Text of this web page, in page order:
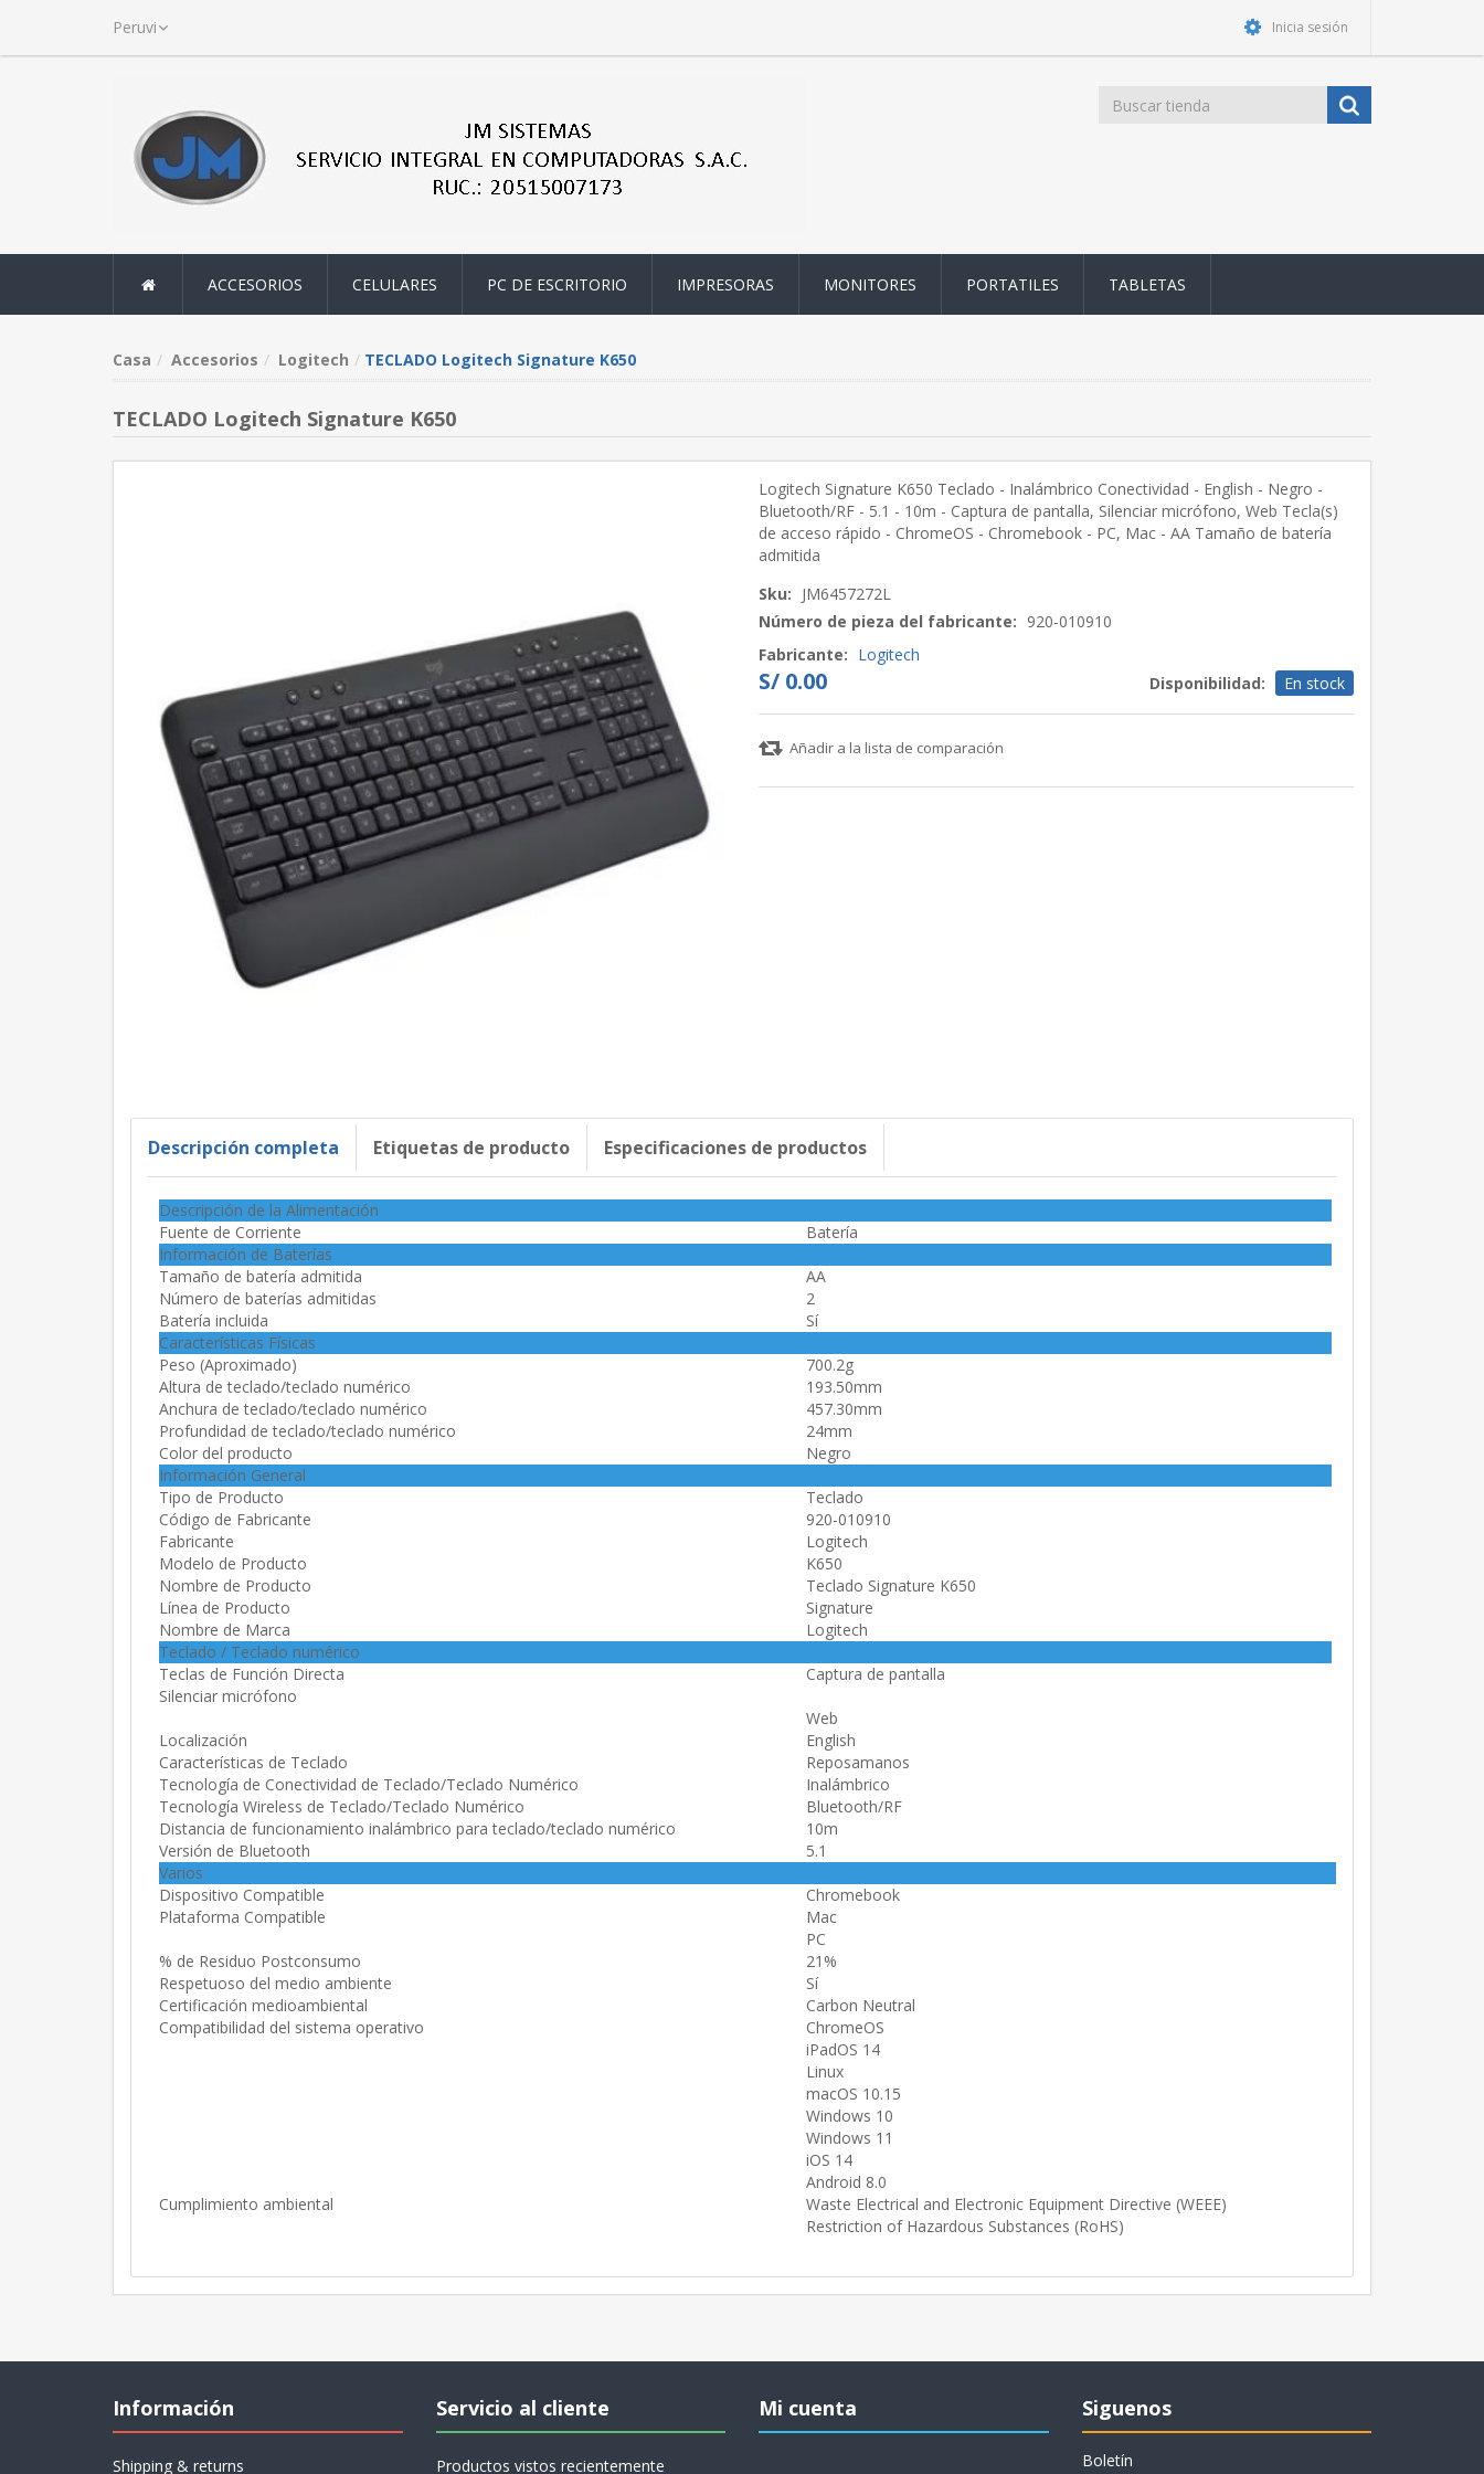
Inicia sesión
ACCESORIOS CELULARES PC DE ESCRITORIO IMPRESORAS MONITORES PORTATILES TABLETAS
Casa Accesorios Logitech TECLADO Logitech Signature K650
TECLADO Logitech Signature K650
Logitech Signature K650 Teclado - Inalámbrico Conectividad - English - Negro -
Bluetooth/RF - 5.1 - 10m - Captura de pantalla, Silenciar micrófono, Web Tecla(s)
de acceso rápido - ChromeOS - Chromebook - PC, Mac - AA Tamaño de batería
admitida
Sku: JM6457272L
Número de pieza del fabricante: 920-010910
Fabricante: Logitech
S/ 0.00 Disponibilidad: En stock
Añadir a la lista de comparación
Descripción completa Etiquetas de producto Especificaciones de productos
Descripción de la Alimentación
Fuente de Corriente
Batería
Información de Baterías
Tamaño de batería admitida
AA
Número de baterías admitidas
2
Batería incluida
Sí
Características Físicas
Peso (Aproximado)
700.2g
Altura de teclado/teclado numérico
193.50mm
Anchura de teclado/teclado numérico
457.30mm
Profundidad de teclado/teclado numérico
24mm
Color del producto
Negro
Información General
Tipo de Producto
Teclado
Código de Fabricante
920-010910
Fabricante
Logitech
Modelo de Producto
K650
Nombre de Producto
Teclado Signature K650
Línea de Producto
Signature
Nombre de Marca
Logitech
Teclado / Teclado numérico
Teclas de Función Directa
Captura de pantalla
Silenciar micrófono
Web
Localización
English
Características de Teclado
Reposamanos
Tecnología de Conectividad de Teclado/Teclado Numérico
Inalámbrico
Tecnología Wireless de Teclado/Teclado Numérico
Bluetooth/RF
Distancia de funcionamiento inalámbrico para teclado/teclado numérico
10m
Versión de Bluetooth
5.1
Varios
Dispositivo Compatible
Chromebook
Plataforma Compatible
Mac
PC
% de Residuo Postconsumo
21%
Respetuoso del medio ambiente
Sí
Certificación medioambiental
Carbon Neutral
Compatibilidad del sistema operativo
ChromeOS
iPadOS 14
Linux
macOS 10.15
Windows 10
Windows 11
iOS 14
Android 8.0
Cumplimiento ambiental
Waste Electrical and Electronic Equipment Directive (WEEE)
Restriction of Hazardous Substances (RoHS)
Información
Shipping & returns
Servicio al cliente
Productos vistos recientemente
Mi cuenta Siguenos
Boletín